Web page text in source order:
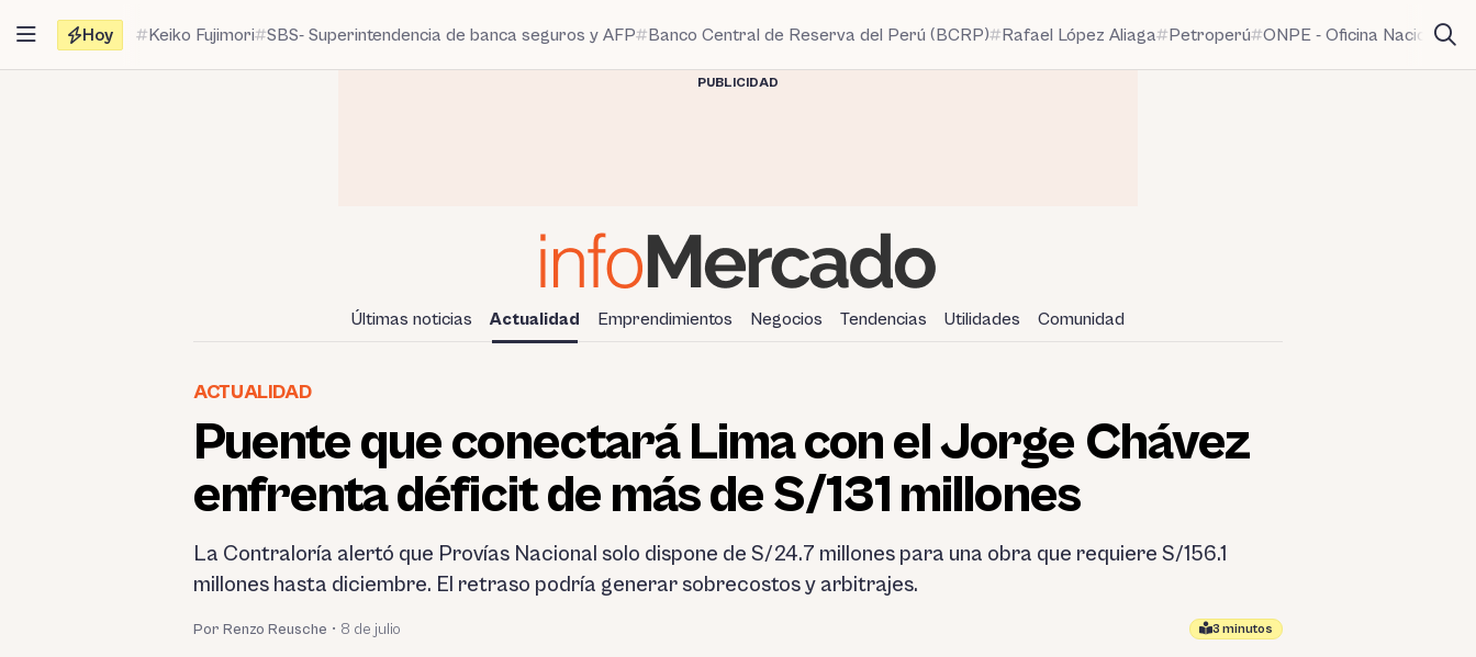
contenido
Hoy Keiko Fujimori SBS- Superintendencia de banca seguros y AFP Banco Central de Reserva del Perú (BCRP) Rafael López Aliaga Petroperú ONPE - Oficina Nacional
PUBLICIDAD
Últimas noticias Actualidad Emprendimientos Negocios Tendencias Utilidades Comunidad
ACTUALIDAD
Puente que conectará Lima con el Jorge Chávez
enfrenta déficit de más de S/131 millones
La Contraloría alertó que Provías Nacional solo dispone de S/24.7 millones para una obra que requiere S/156.1
millones hasta diciembre. El retraso podría generar sobrecostos y arbitrajes.
Por Renzo Reusche • 8 de julio 3 minutos